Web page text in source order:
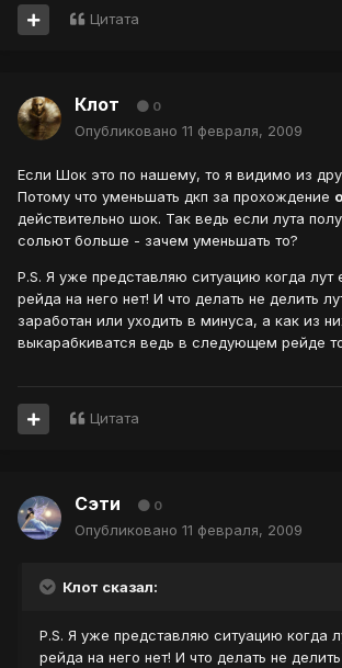
Цитата
Клот 0
Опубликовано 11 февраля, 2009
Если Шок это по нашему, то я видимо из
Потому что уменьшать дкп за прохождение
действительно шок. Так ведь если лута
сольют больше - зачем уменьшать то?
P.S. Я уже представляю ситуацию когда лут
рейда на него нет! И что делать не делить
заработан или уходить в минуса, а как из
выкарабкиватся ведь в следующем рейде
Цитата
Сэти 0
Опубликовано 11 февраля, 2009
Клот сказал:
P.S. Я уже представляю ситуацию когда
рейда на него нет! И что делать не